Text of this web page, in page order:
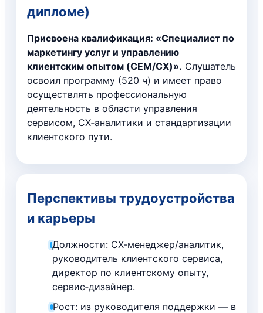
дипломе)
Присвоена квалификация: «Специалист по
маркетингу услуг и управлению
клиентским опытом (CEM/CX)». Слушатель
освоил программу (520 ч) и имеет право
осуществлять профессиональную
деятельность в области управления
сервисом, CX‑аналитики и стандартизации
клиентского пути.
Перспективы трудоустройства
и карьеры
Должности: CX‑менеджер/аналитик,
руководитель клиентского сервиса,
директор по клиентскому опыту,
сервис‑дизайнер.
Рост: из руководителя поддержки — в